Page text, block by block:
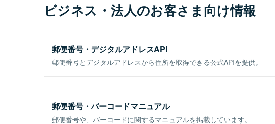
ビジネス・法人のお客さま向け情報
郵便番号・デジタルアドレスAPI
郵便番号とデジタルアドレスから住所を取得できる公式APIを提供。
郵便番号・バーコードマニュアル
郵便番号や、バーコードに関するマニュアルを掲載しています。